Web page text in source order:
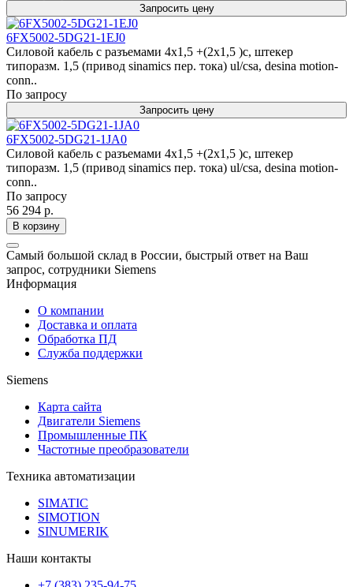
Запросить цену
6FX5002-5DG21-1EJ0
Силовой кабель с разъемами 4x1,5 +(2x1,5 )c, штекер
типоразм. 1,5 (привод sinamics пер. тока) ul/csa, desina motion-
conn..
По запросу
Запросить цену
6FX5002-5DG21-1JA0
Силовой кабель с разъемами 4x1,5 +(2x1,5 )c, штекер
типоразм. 1,5 (привод sinamics пер. тока) ul/csa, desina motion-
conn..
По запросу
56 294 р.
В корзину
Самый большой склад в России, быстрый ответ на Ваш
запрос, сотрудники Siemens
Информация
О компании
Доставка и оплата
Обработка ПД
Служба поддержки
Siemens
Карта сайта
Двигатели Siemens
Промышленные ПК
Частотные преобразователи
Техника автоматизации
SIMATIC
SIMOTION
SINUMERIK
Наши контакты